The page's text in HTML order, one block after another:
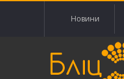
Новини